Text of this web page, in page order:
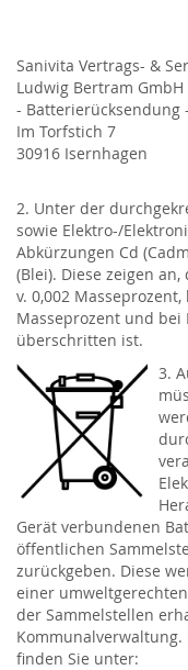
Sanivita Vertrags- &
Ludwig Bertram GmbH
- Batterierücksendung -
Im Torfstich 7
30916 Isernhagen
2. Unter der
sowie Elektro-/
Abkürzungen Cd
(Blei). Diese zeigen
v. 0,002
Masseprozent und bei
überschritten ist.
3.
Gerät verbundenen
öffentlichen
zurückgeben. Diese
einer
der Sammelstellen
finden Sie unter: